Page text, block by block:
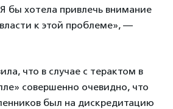
бы хотела привлечь внимание
к этой проблеме», —
что в случае с терактом в
совершенно очевидно, что
был на дискредитацию